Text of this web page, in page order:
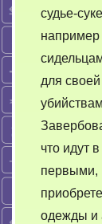
судье-
например
для
что идут
первыми,
одежды и